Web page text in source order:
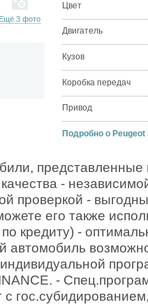
Ещё 3 фото
Цвет
Двигатель
Кузов
Коробка передач
Привод
Подробно о Peugeot
-
проверкой -
его также
кредиту) -
автомобиль
-
с